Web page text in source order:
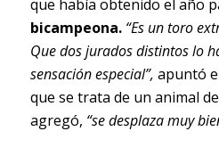
que había obtenido el año
bicampeona.“Es un toro
Que dos jurados distintos lo
sensación especial”, apuntó
que se trata de un animal
agregó, “se desplaza muy